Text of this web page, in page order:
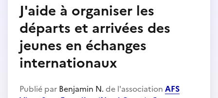
J'aide à organiser les
départs et arrivées des
jeunes en échanges
internationaux
Publié par Benjamin N. de l'association AFS